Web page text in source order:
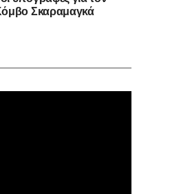
Σκαραμαγκά